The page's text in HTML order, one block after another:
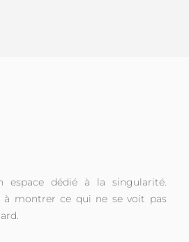
espace dédié à la singularité.
à montrer ce qui ne se voit pas